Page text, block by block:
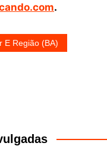
.
E Região (BA)